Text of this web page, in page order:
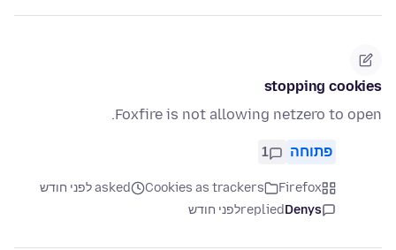
stopping cookies
Foxfire is not allowing netzero to open.
פתוחה 1
Firefox
Cookies as trackers
asked לפני חודש
Denys
repliedלפני חודש